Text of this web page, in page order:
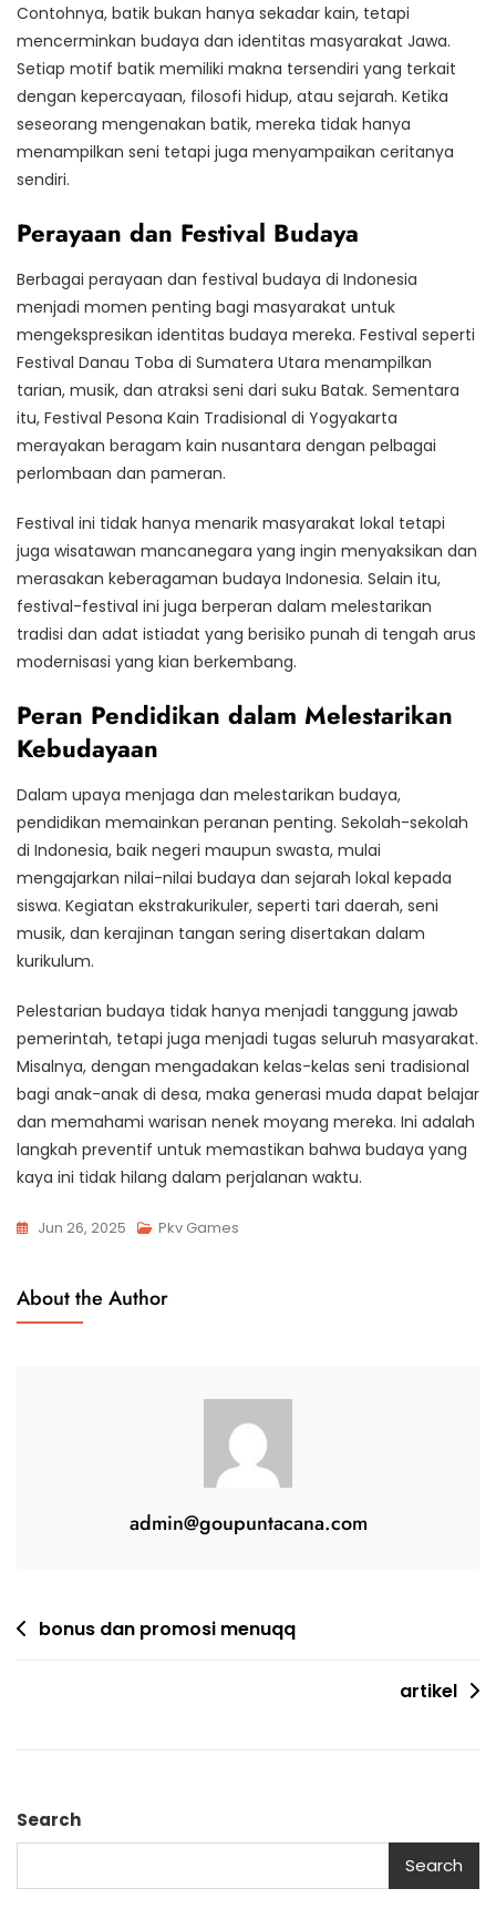
Contohnya, batik bukan hanya sekadar kain, tetapi
mencerminkan budaya dan identitas masyarakat Jawa.
Setiap motif batik memiliki makna tersendiri yang terkait
dengan kepercayaan, filosofi hidup, atau sejarah. Ketika
seseorang mengenakan batik, mereka tidak hanya
menampilkan seni tetapi juga menyampaikan ceritanya
sendiri.
Perayaan dan Festival Budaya
Berbagai perayaan dan festival budaya di Indonesia
menjadi momen penting bagi masyarakat untuk
mengekspresikan identitas budaya mereka. Festival seperti
Festival Danau Toba di Sumatera Utara menampilkan
tarian, musik, dan atraksi seni dari suku Batak. Sementara
itu, Festival Pesona Kain Tradisional di Yogyakarta
merayakan beragam kain nusantara dengan pelbagai
perlombaan dan pameran.
Festival ini tidak hanya menarik masyarakat lokal tetapi
juga wisatawan mancanegara yang ingin menyaksikan dan
merasakan keberagaman budaya Indonesia. Selain itu,
festival-festival ini juga berperan dalam melestarikan
tradisi dan adat istiadat yang berisiko punah di tengah arus
modernisasi yang kian berkembang.
Peran Pendidikan dalam Melestarikan
Kebudayaan
Dalam upaya menjaga dan melestarikan budaya,
pendidikan memainkan peranan penting. Sekolah-sekolah
di Indonesia, baik negeri maupun swasta, mulai
mengajarkan nilai-nilai budaya dan sejarah lokal kepada
siswa. Kegiatan ekstrakurikuler, seperti tari daerah, seni
musik, dan kerajinan tangan sering disertakan dalam
kurikulum.
Pelestarian budaya tidak hanya menjadi tanggung jawab
pemerintah, tetapi juga menjadi tugas seluruh masyarakat.
Misalnya, dengan mengadakan kelas-kelas seni tradisional
bagi anak-anak di desa, maka generasi muda dapat belajar
dan memahami warisan nenek moyang mereka. Ini adalah
langkah preventif untuk memastikan bahwa budaya yang
kaya ini tidak hilang dalam perjalanan waktu.
Jun 26, 2025 Pkv Games
About the Author
admin@goupuntacana.com
Postbonus dan promosi menuqq
artikel
Search
Search